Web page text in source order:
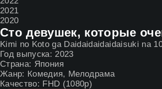
2021
2020
Сто девушек, которые
Kimi no Koto ga Daidaidaidaidaisuki na
Год выпуска: 2023
Страна: Япония
Жанр: Комедия, Мелодрама
Качество: FHD (1080p)